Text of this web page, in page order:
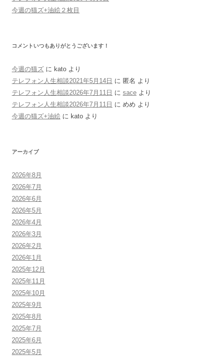
今週の猫ズ+油絵２枚目
コメントいつもありがとうございます！
今週の猫ズ に kato より
テレフォン人生相談2021年5月14日 に 匿名 より
テレフォン人生相談2026年7月11日 に sace より
テレフォン人生相談2026年7月11日 に めめ より
今週の猫ズ+油絵 に kato より
アーカイブ
2026年8月
2026年7月
2026年6月
2026年5月
2026年4月
2026年3月
2026年2月
2026年1月
2025年12月
2025年11月
2025年10月
2025年9月
2025年8月
2025年7月
2025年6月
2025年5月